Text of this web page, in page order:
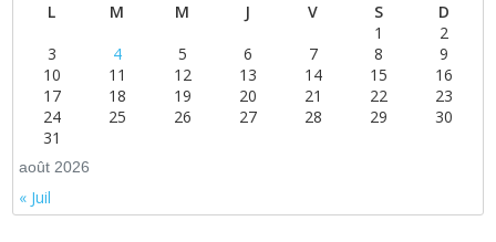
août 2026
L M M J V S
D
1
2
3
4 5 6 7 8
9
10
11 12 13 14 15
16
17
18 19 20 21 22
23
24
25 26 27 28 29
30
31
« Juil